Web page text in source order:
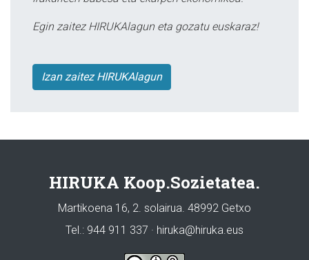
Egin zaitez HIRUKAlagun eta gozatu euskaraz!
Izan zaitez HIRUKAlagun
HIRUKA Koop.Sozietatea.
Martikoena 16, 2. solairua. 48992 Getxo
Tel.: 944 911 337 · hiruka@hiruka.eus